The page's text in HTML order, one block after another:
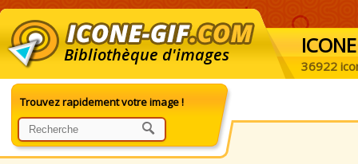
Bibliothèque d'images ICONE
36922
Trouvez rapidement votre image !